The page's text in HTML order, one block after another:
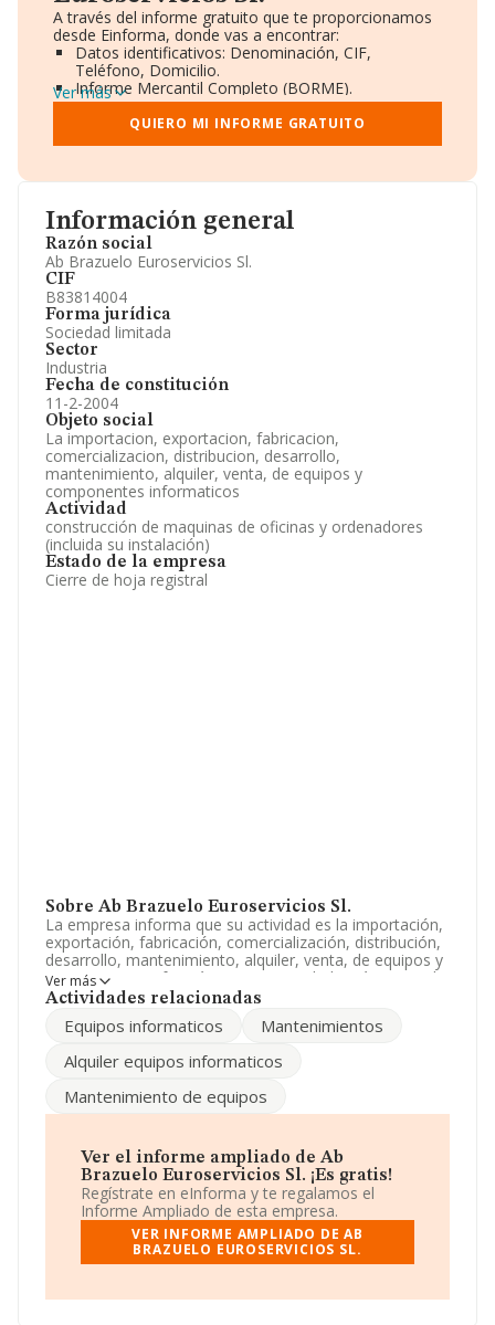
Información general
Razón social
Ab Brazuelo Euroservicios Sl.
CIF
B83814004
Forma jurídica
Sociedad limitada
Sector
Industria
Fecha de constitución
11-2-2004
Objeto social
La importacion, exportacion, fabricacion,
comercializacion, distribucion, desarrollo,
mantenimiento, alquiler, venta, de equipos y
componentes informaticos
Actividad
construcción de maquinas de oficinas y ordenadores
(incluida su instalación)
Estado de la empresa
Cierre de hoja registral
Sobre Ab Brazuelo Euroservicios Sl.
La empresa informa que su actividad es la importación,
exportación, fabricación, comercialización, distribución,
desarrollo, mantenimiento, alquiler, venta, de equipos y
componentes informáticos. La sociedad está registrada
como Sociedad Limitada. Su CNAE corresponde a 2620
periféricos'. La empresa no tiene actividad en mercados
B83814004, se encuentra en Calle Corregidor Mendo
De Zuñiga núm. 5, (28030), Madrid, Madrid.
En base a la información de la que dispone INFORMA
sobre 990 compañías, en el ámbito nacional la
facturación alcanza la cifra de 252 millones de euros y
se estima que el promedio de la facturación entre todas
las empresas es de 254 mil euros. Respecto a la
información de la provincia (hablamos de Madrid), en la
base de datos de INFORMA aparecen 274 empresas,
fin de ampliar la información relativa al ámbito de la
Ver más
Actividades relacionadas
Equipos informaticos
Mantenimientos
Alquiler equipos informaticos
Mantenimiento de equipos
Ver el informe ampliado de Ab
Brazuelo Euroservicios Sl. ¡Es gratis!
Regístrate en eInforma y te regalamos el
Informe Ampliado de esta empresa.
VER INFORME AMPLIADO DE AB
BRAZUELO EUROSERVICIOS SL.
A través del informe gratuito que te proporcionamos
desde Einforma, donde vas a encontrar:
Datos identificativos: Denominación, CIF,
Teléfono, Domicilio.
Informe Mercantil Completo (BORME).
Gráficos de Evolución Ventas y Empleados.
Consejo de Administración y Administradores.
Directivos y Ejecutivos.
Información oficial y registral complementaria.
Ver más
QUIERO MI INFORME GRATUITO